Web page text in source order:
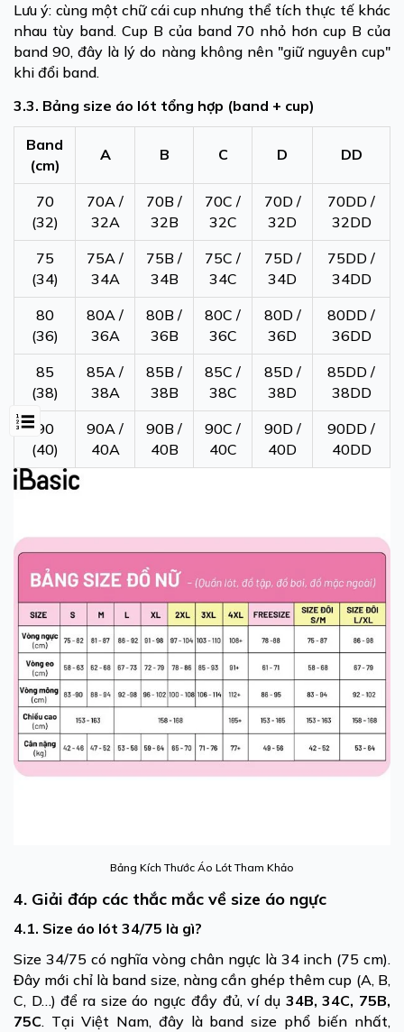
Lưu ý: cùng một chữ cái cup nhưng thể tích thực tế khác
nhau tùy band. Cup B của band 70 nhỏ hơn cup B của
band 90, đây là lý do nàng không nên "giữ nguyên cup"
khi đổi band.
3.3. Bảng size áo lót tổng hợp (band + cup)
Band
(cm)
A B C D DD
70
(32)
70A /
32A
70B /
32B
70C /
32C
70D /
32D
70DD /
32DD
75
(34)
75A /
34A
75B /
34B
75C /
34C
75D /
34D
75DD /
34DD
80
(36)
80A /
36A
80B /
36B
80C /
36C
80D /
36D
80DD /
36DD
85
(38)
85A /
38A
85B /
38B
85C /
38C
85D /
38D
85DD /
38DD
90
(40)
90A /
40A
90B /
40B
90C /
40C
90D /
40D
90DD /
40DD
Bảng Kích Thước Áo Lót Tham Khảo
4. Giải đáp các thắc mắc về size áo ngực
4.1. Size áo lót 34/75 là gì?
Size 34/75 có nghĩa vòng chân ngực là 34 inch (75 cm).
Đây mới chỉ là band size, nàng cần ghép thêm cup (A, B,
C, D…) để ra size áo ngực đầy đủ, ví dụ 34B, 34C, 75B,
75C. Tại Việt Nam, đây là band size phổ biến nhất,